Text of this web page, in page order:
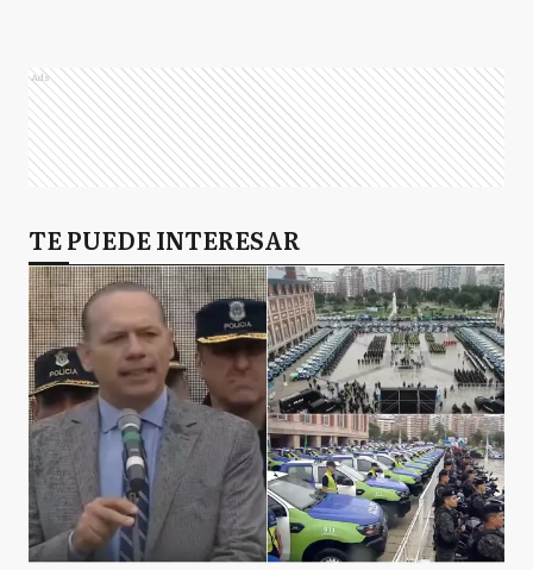
Ads
TE PUEDE INTERESAR